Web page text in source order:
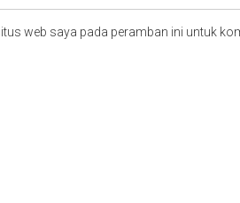
web saya pada peramban ini untuk